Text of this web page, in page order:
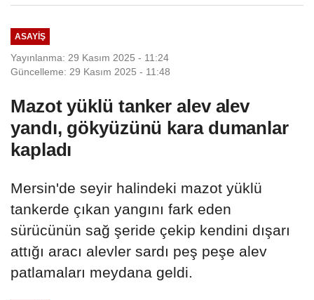
ASAYIŞ
Yayınlanma: 29 Kasım 2025 - 11:24
Güncelleme: 29 Kasım 2025 - 11:48
Mazot yüklü tanker alev alev
yandı, gökyüzünü kara dumanlar
kapladı
Mersin'de seyir halindeki mazot yüklü
tankerde çıkan yangını fark eden
sürücünün sağ şeride çekip kendini dışarı
attığı aracı alevler sardı peş peşe alev
patlamaları meydana geldi.